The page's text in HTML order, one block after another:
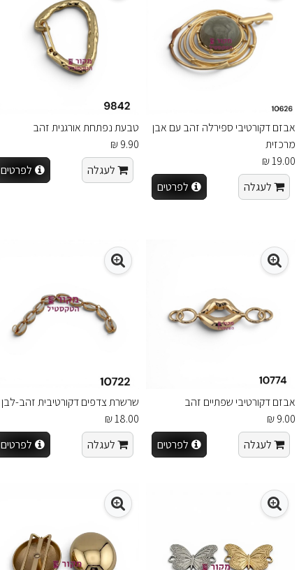
אבזם דקורטיבי ספירלה זהב עם אבן
מרכזית
19.00 ₪
לעגלה
לפרטים
טבעת נפתחת אורגנית זהב
9.90 ₪
לעגלה
לפרטים
אבזם דקורטיבי שפתיים זהב
9.00 ₪
לעגלה
לפרטים
שרשרת צדפים דקורטיבית זהב-לבן
18.00 ₪
לעגלה
לפרטים